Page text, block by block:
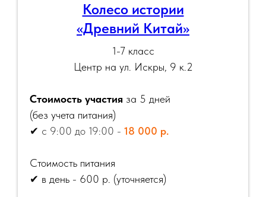
Колесо истории
«Древний Китай»
1-7 класс
Центр на ул. Искры, 9 к.2
Стоимость участия за 5 дней
(без учета питания)
✔ с 9:00 до 19:00 - 18 000 р.
Стоимость питания
✔ в день - 600 р. (уточняется)